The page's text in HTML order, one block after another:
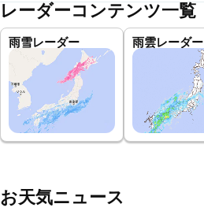
レーダーコンテンツ一覧
雨雪レーダー 雨雲レーダー
お天気ニュース